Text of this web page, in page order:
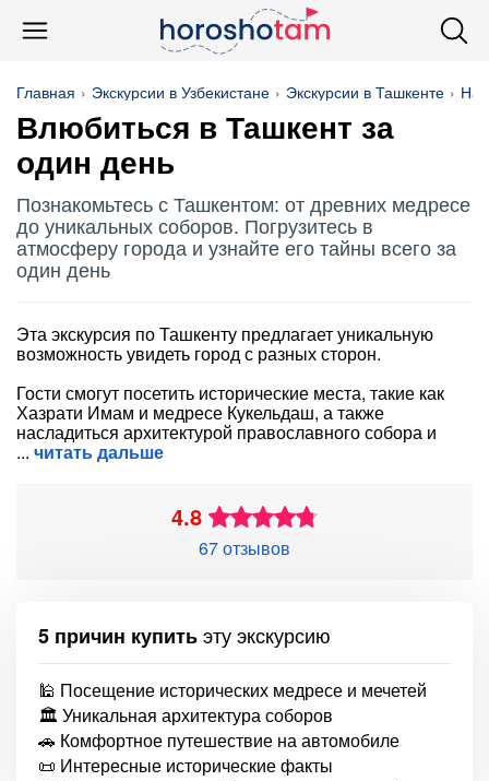
Главная Экскурсии в Узбекистане Экскурсии в Ташкенте На
Влюбиться в Ташкент за
один день
Познакомьтесь с Ташкентом: от древних медресе
до уникальных соборов. Погрузитесь в
атмосферу города и узнайте его тайны всего за
один день
Эта экскурсия по Ташкенту предлагает уникальную
возможность увидеть город с разных сторон.
Гости смогут посетить исторические места, такие как
Хазрати Имам и медресе Кукельдаш, а также
насладиться архитектурой православного собора и
читать дальше
4.8
67 отзывов
5 причин купитьэту экскурсию
🕌 Посещение исторических медресе и мечетей
🏛 Уникальная архитектура соборов
🚗 Комфортное путешествие на автомобиле
📜 Интересные исторические факты